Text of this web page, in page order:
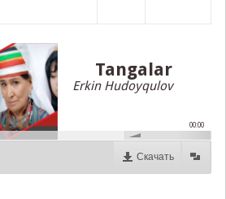
Tangalar
Erkin Hudoyqulov
00:00
Скачать